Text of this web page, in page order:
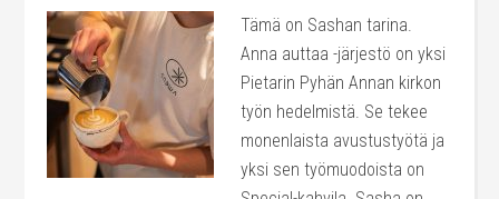
Tämä on Sashan tarina.
Anna auttaa -järjestö on yksi
Pietarin Pyhän Annan kirkon
työn hedelmistä. Se tekee
monenlaista avustustyötä ja
yksi sen työmuodoista on